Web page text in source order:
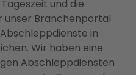
und die
unser Branchenportal
in
Wir haben eine
Abschleppdiensten